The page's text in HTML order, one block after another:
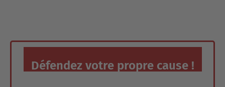
Défendez votre propre cause !